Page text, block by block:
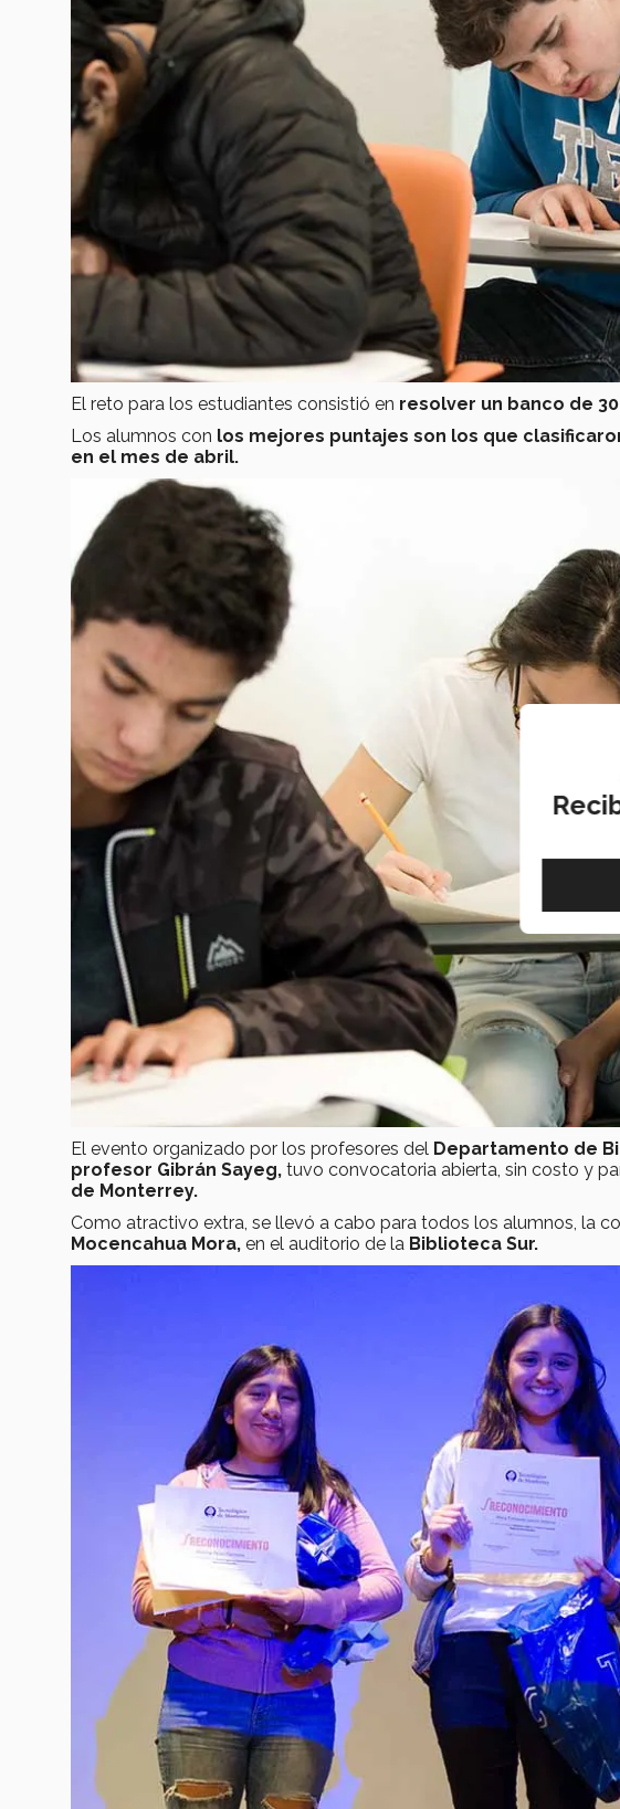
El reto para los estudiantes consistió en resolver un banco de
Los alumnos con los mejores puntajes son los que
en el mes de abril.
El evento organizado por los profesores del Departamento de
profesor Gibrán Sayeg, tuvo convocatoria abierta, sin costo y
de Monterrey.
Como atractivo extra, se llevó a cabo para todos los alumnos, la
Mocencahua Mora, en el auditorio de la Biblioteca Sur.